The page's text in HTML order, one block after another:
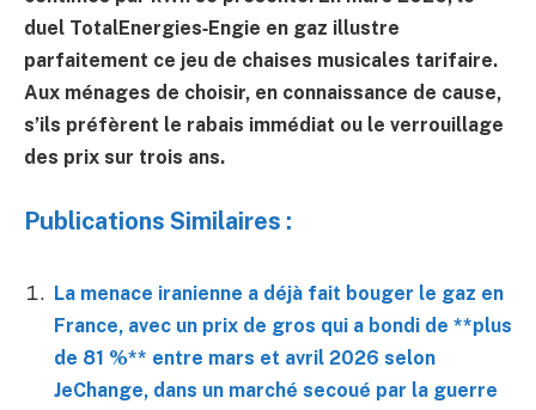
duel TotalEnergies‑Engie en gaz illustre
parfaitement ce jeu de chaises musicales tarifaire.
Aux ménages de choisir, en connaissance de cause,
s’ils préfèrent le rabais immédiat ou le verrouillage
des prix sur trois ans.
Publications Similaires :
La menace iranienne a déjà fait bouger le gaz en
France, avec un prix de gros qui a bondi de **plus
de 81 %** entre mars et avril 2026 selon
JeChange, dans un marché secoué par la guerre